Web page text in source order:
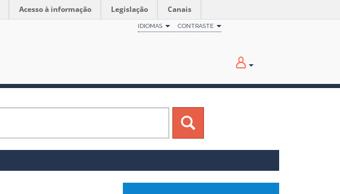
Acesso à informação Legislação Canais
IDIOMAS CONTRASTE